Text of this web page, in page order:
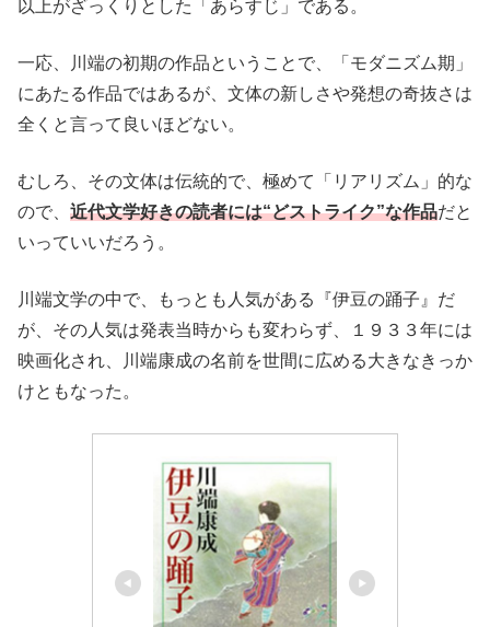
以上がざっくりとした「あらすじ」である。
一応、川端の初期の作品ということで、「モダニズム期」
にあたる作品ではあるが、文体の新しさや発想の奇抜さは
全くと言って良いほどない。
むしろ、その文体は伝統的で、極めて「リアリズム」的な
ので、 近代文学好きの読者には“どストライク”な作品だと
いっていいだろう。
川端文学の中で、もっとも人気がある『伊豆の踊子』だ
が、その人気は発表当時からも変わらず、１９３３年には
映画化され、川端康成の名前を世間に広める大きなきっか
けともなった。